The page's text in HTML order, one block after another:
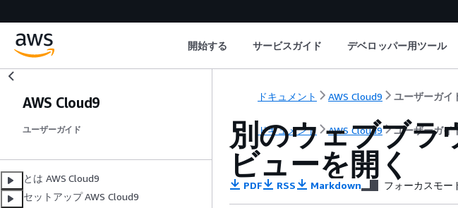
開始する サービスガイド デベロッパー用ツール
AWS Cloud9
ユーザーガイド
とは AWS Cloud9
セットアップ AWS Cloud9
ドキュメント AWS Cloud9 ユーザーガイ
ドキュメント AWS Cloud9 ユーザーガイ
別のウェブブラ
ビューを開く
PDF RSS Markdown フォーカスモー